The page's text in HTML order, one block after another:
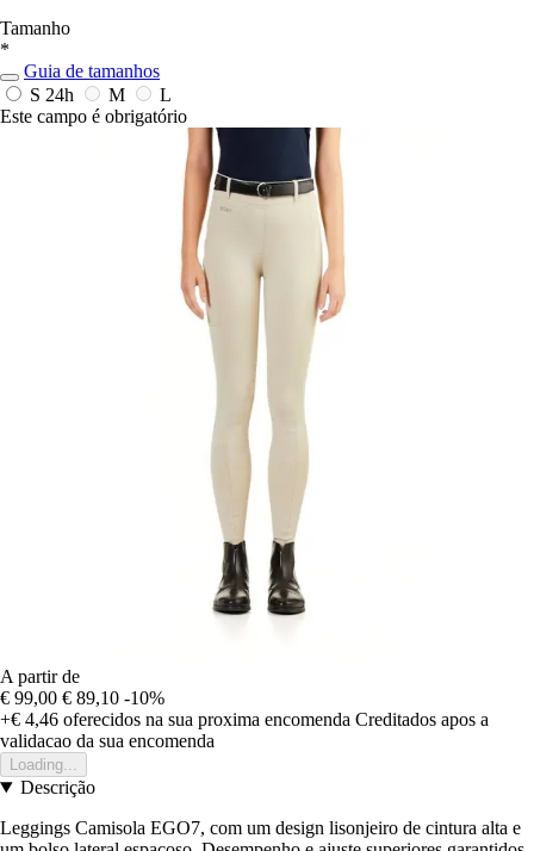
Tamanho
*
Guia de tamanhos
S 24h M
L
Este campo é obrigatório
A partir de
€ 99,00 € 89,10 -10%
+€ 4,46 oferecidos na sua proxima encomenda Creditados apos a
validacao da sua encomenda
Loading...
Descrição
Leggings Camisola EGO7, com um design lisonjeiro de cintura alta e